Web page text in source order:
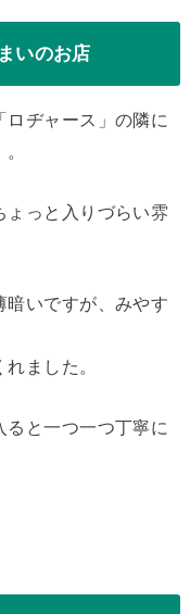
いのお店
ロヂャース」の隣に
ょっと入りづらい雰
暗いですが、みやす
ました。
ると一つ一つ丁寧に